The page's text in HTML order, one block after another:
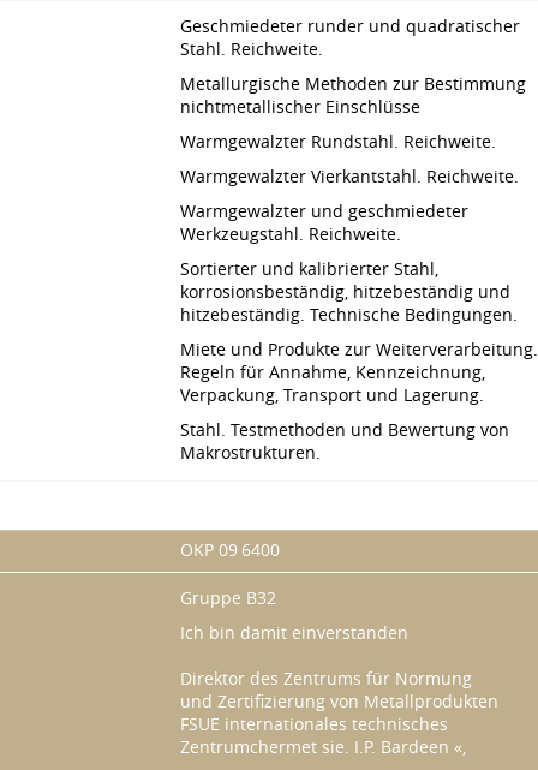
Geschmiedeter runder und quadratischer
Stahl. Reichweite.
Metallurgische Methoden zur Bestimmung
nichtmetallischer Einschlüsse
Warmgewalzter Rundstahl. Reichweite.
Warmgewalzter Vierkantstahl. Reichweite.
Warmgewalzter und geschmiedeter
Werkzeugstahl. Reichweite.
Sortierter und kalibrierter Stahl,
korrosionsbeständig, hitzebeständig und
hitzebeständig. Technische Bedingungen.
Miete und Produkte zur Weiterverarbeitung.
Regeln für Annahme, Kennzeichnung,
Verpackung, Transport und Lagerung.
Stahl. Testmethoden und Bewertung von
Makrostrukturen.
OKP 09 6400
Gruppe B32
Ich bin damit einverstanden
Direktor des Zentrums für Normung
und Zertifizierung von Metallprodukten
FSUE internationales technisches
Zentrumchermet sie. I.P. Bardeen «,